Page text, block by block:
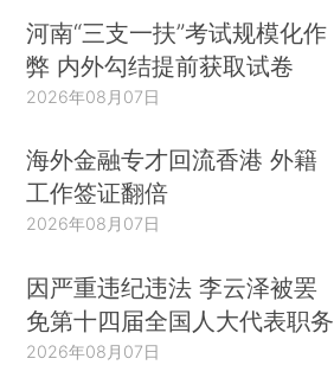
河南“三支一扶”考试规模化作
弊 内外勾结提前获取试卷
2026年08月07日
海外金融专才回流香港 外籍
工作签证翻倍
2026年08月07日
因严重违纪违法 李云泽被罢
免第十四届全国人大代表职务
2026年08月07日